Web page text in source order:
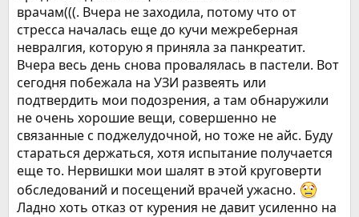
врачам(((. Вчера не заходила, потому что от
стресса началась еще до кучи межреберная
невралгия, которую я приняла за панкреатит.
Вчера весь день снова провалялась в пастели. Вот
сегодня побежала на УЗИ развеять или
подтвердить мои подозрения, а там обнаружили
не очень хорошие вещи, совершенно не
связанные с поджелудочной, но тоже не айс. Буду
стараться держаться, хотя испытание получается
еще то. Нервишки мои шалят в этой круговерти
обследований и посещений врачей ужасно.
Ладно хоть отказ от курения не давит усиленно на